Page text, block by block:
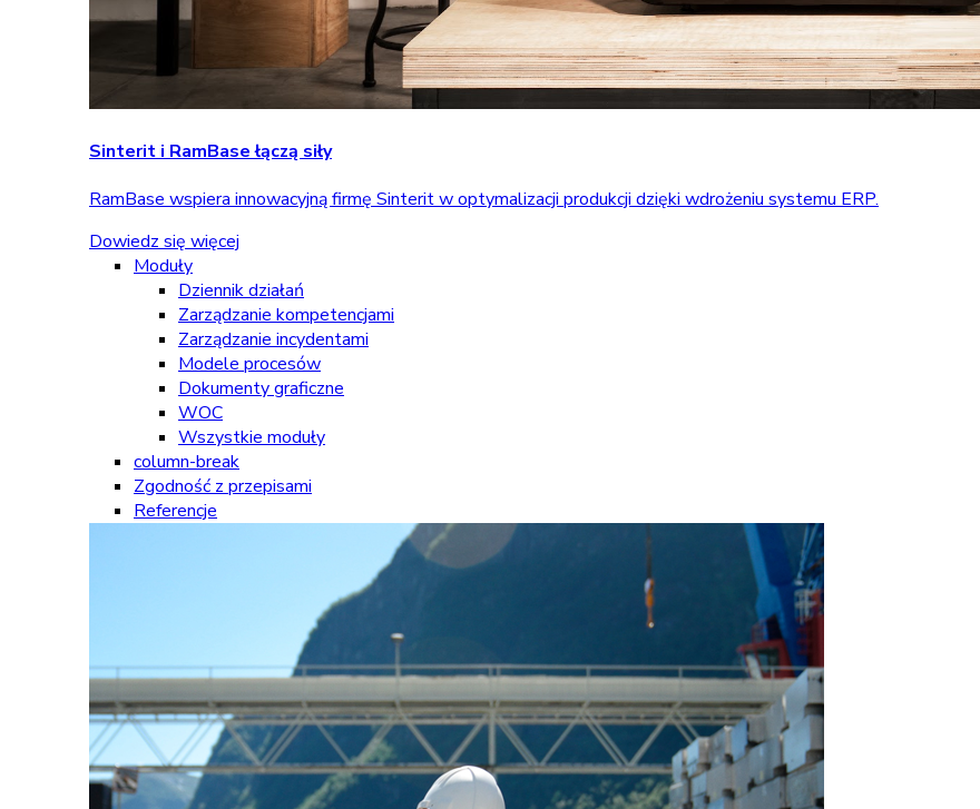
Sinterit i RamBase łączą siły
RamBase wspiera innowacyjną firmę Sinterit w optymalizacji produkcji dzięki wdrożeniu systemu ERP.
Dowiedz się więcej
Moduły
Dziennik działań
Zarządzanie kompetencjami
Zarządzanie incydentami
Modele procesów
Dokumenty graficzne
WOC
Wszystkie moduły
column-break
Zgodność z przepisami
Referencje